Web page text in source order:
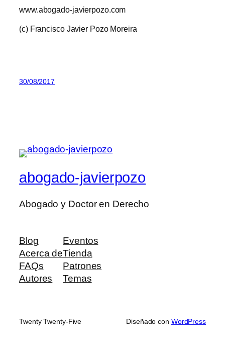
www.abogado-javierpozo.com
(c) Francisco Javier Pozo Moreira
30/08/2017
abogado-javierpozo
Abogado y Doctor en Derecho
Blog
Acerca de
FAQs
Autores
Eventos
Tienda
Patrones
Temas
Twenty Twenty-Five Diseñado con WordPress